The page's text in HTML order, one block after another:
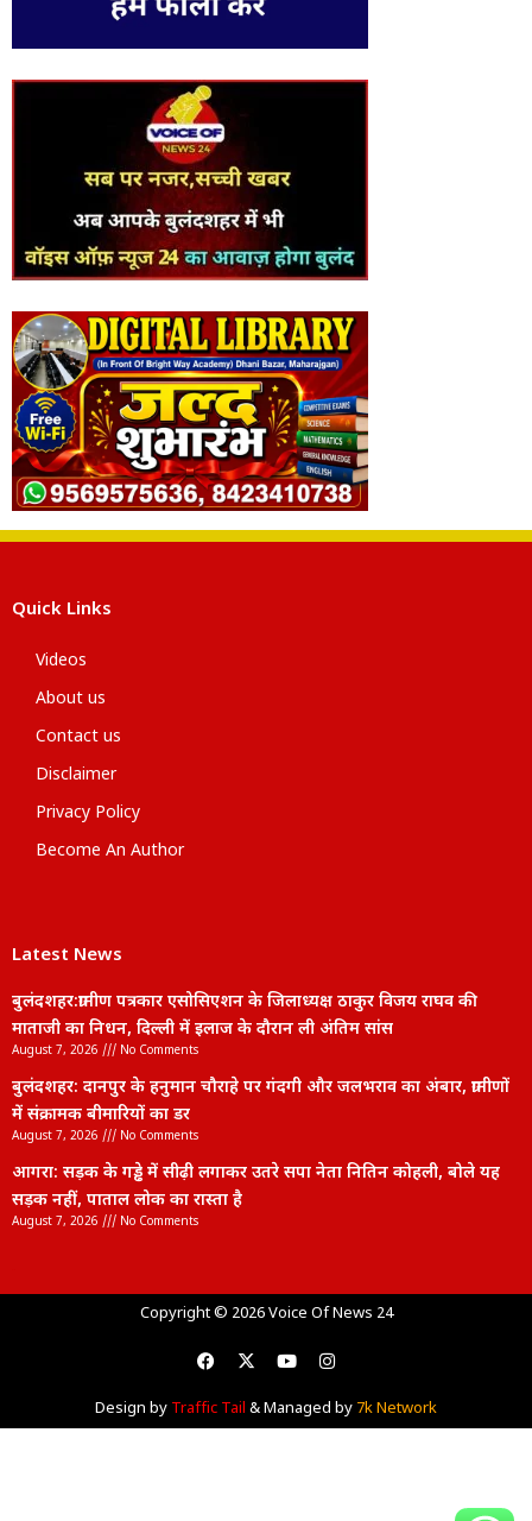
Quick Links
Videos
About us
Contact us
Disclaimer
Privacy Policy
Become An Author
Latest News
बुलंदशहर:ग्रामीण पत्रकार एसोसिएशन के जिलाध्यक्ष ठाकुर विजय राघव की
माताजी का निधन, दिल्ली में इलाज के दौरान ली अंतिम सांस
August 7, 2026 No Comments
बुलंदशहर: दानपुर के हनुमान चौराहे पर गंदगी और जलभराव का अंबार, ग्रामीणों
में संक्रामक बीमारियों का डर
August 7, 2026 No Comments
आगरा: सड़क के गड्ढे में सीढ़ी लगाकर उतरे सपा नेता नितिन कोहली, बोले यह
सड़क नहीं, पाताल लोक का रास्ता है
August 7, 2026 No Comments
Copyright © 2026 Voice Of News 24
Design by Traffic Tail & Managed by 7k Network